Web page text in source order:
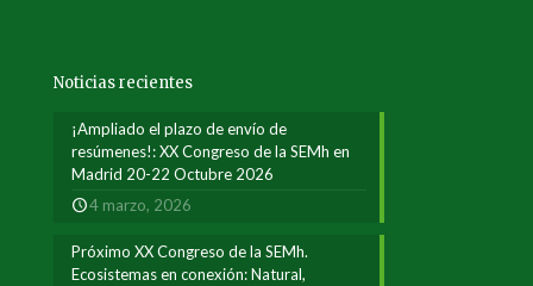
Noticias recientes
¡Ampliado el plazo de envío de
resúmenes!: XX Congreso de la SEMh en
Madrid 20-22 Octubre 2026
4 marzo, 2026
Próximo XX Congreso de la SEMh.
Ecosistemas en conexión: Natural,